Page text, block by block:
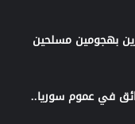
بهجومين مسلحين
حادث سير وحرائق في عموم سوريا..